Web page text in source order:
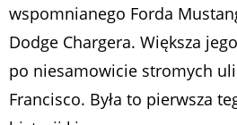
wspomnianego Forda
Dodge Chargera. Większa
po niesamowicie stromych
Francisco. Była to pierwsza